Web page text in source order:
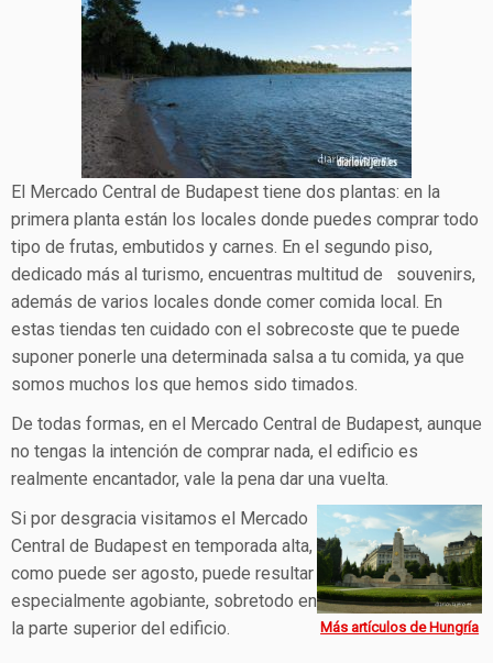
El Mercado Central de Budapest tiene dos plantas: en la
primera planta están los locales donde puedes comprar todo
tipo de frutas, embutidos y carnes. En el segundo piso,
dedicado más al turismo, encuentras multitud de souvenirs,
además de varios locales donde comer comida local. En
estas tiendas ten cuidado con el sobrecoste que te puede
suponer ponerle una determinada salsa a tu comida, ya que
somos muchos los que hemos sido timados.
De todas formas, en el Mercado Central de Budapest, aunque
no tengas la intención de comprar nada, el edificio es
realmente encantador, vale la pena dar una vuelta.
Más artículos de Hungría
Si por desgracia visitamos el Mercado
Central de Budapest en temporada alta,
como puede ser agosto, puede resultar
especialmente agobiante, sobretodo en
la parte superior del edificio.